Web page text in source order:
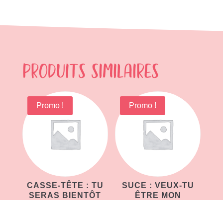
Produits similaires
Promo !
CASSE-TÊTE : TU
SERAS BIENTÔT
Promo !
SUCE : VEUX-TU
ÊTRE MON